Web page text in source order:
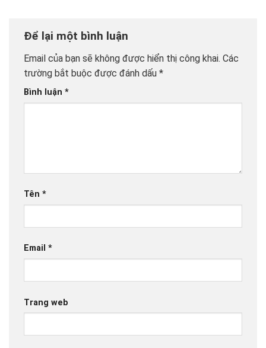
Để lại một bình luận
Email của bạn sẽ không được hiển thị công khai. Các
trường bắt buộc được đánh dấu *
Bình luận *
Tên *
Email *
Trang web